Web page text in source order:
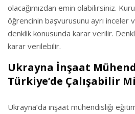
olacağımızdan emin olabilirsiniz.
öğrencinin başvurusunu ayrı inceler
denklik konusunda karar verilir.
karar verilebilir.
Ukrayna İnşaat
Türkiye’de Çalışabilir
Ukrayna’da inşaat mühendisliği